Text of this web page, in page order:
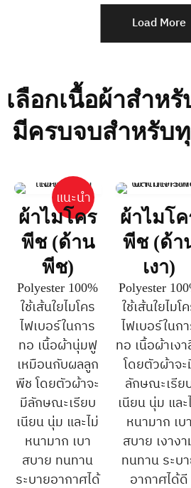
Load More
เลือกเนื้อผ้าสำห
มีครบจบสำหรับ
แนะนำ
ผ้าไมโคร
พีช (ด้าน
พีช)
Polyester 100%
ใช้เส้นใยไมโคร
ไฟเบอร์ในการ
ทอ เนื้อผ้านุ่มฟู
เหมือนกับผลลูก
พีช โดยตัวผ้าจะ
มีลักษณะเรียบ
เนียน นุ่ม และไม่
หนามาก เบา
สบาย ทนทาน
ระบายอากาศได้
ผ้าไมโ
พีช (ด้า
เงา)
Polyester
ใช้เส้นใยไมโ
ไฟเบอร์ในก
ทอ เนื้อผ้าเงา
โดยตัวผ้าจะ
ลักษณะเรีย
เนียน นุ่ม และ
หนามาก เบา
สบาย เงางา
ทนทาน ระบ
อากาศได้ดี